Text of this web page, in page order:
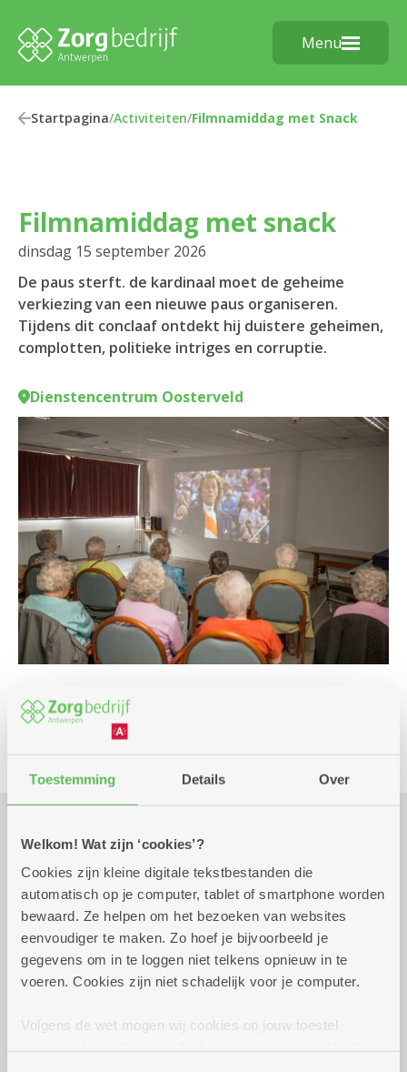
Toestemming Details Over
Welkom! Wat zijn ‘cookies’?
Cookies zijn kleine digitale tekstbestanden die
automatisch op je computer, tablet of smartphone worden
bewaard. Ze helpen om het bezoeken van websites
eenvoudiger te maken. Zo hoef je bijvoorbeeld je
gegevens om in te loggen niet telkens opnieuw in te
voeren. Cookies zijn niet schadelijk voor je computer.
Volgens de wet mogen wij cookies op jouw toestel
Menu
Startpagina/Activiteiten/Filmnamiddag met Snack
Filmnamiddag met snack
dinsdag 15 september 2026
De paus sterft. de kardinaal moet de geheime
verkiezing van een nieuwe paus organiseren.
Tijdens dit conclaaf ontdekt hij duistere geheimen,
complotten, politieke intriges en corruptie.
Dienstencentrum Oosterveld
Cultuur en film
Praktisch
dinsdag 15 september
2026
14.00 uur tot 16.30
uur
8,50 euro (incl snack met koffie/thee). Te
reserveren vóór 10/09!
Reserveer vervoer